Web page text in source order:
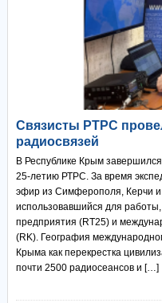
Связисты РТРС
радиосвязей
В Республике Крым
25-летию РТРС. За время
эфир из Симферополя, Керчи
использовавшийся для
предприятия (RT25) и
(RK). География
Крыма как перекрестка
почти 2500 радиосеансов и […]